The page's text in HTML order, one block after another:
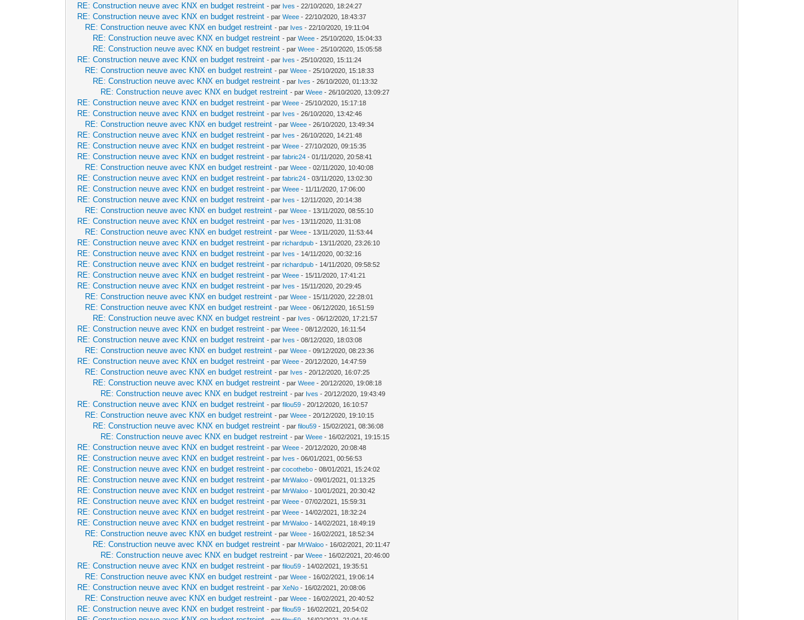
RE: Construction neuve avec KNX en budget restreint - par Ives - 22/10/2020, 18:24:27
RE: Construction neuve avec KNX en budget restreint - parWeee - 22/10/2020, 18:43:37
RE: Construction neuve avec KNX en budget restreint - par Ives - 22/10/2020, 19:11:04
RE: Construction neuve avec KNX en budget restreint - parWeee - 25/10/2020, 15:04:33
RE: Construction neuve avec KNX en budget restreint - parWeee - 25/10/2020, 15:05:58
RE: Construction neuve avec KNX en budget restreint - par Ives - 25/10/2020, 15:11:24
RE: Construction neuve avec KNX en budget restreint - parWeee - 25/10/2020, 15:18:33
RE: Construction neuve avec KNX en budget restreint - par Ives - 26/10/2020, 01:13:32
RE: Construction neuve avec KNX en budget restreint - parWeee - 26/10/2020, 13:09:27
RE: Construction neuve avec KNX en budget restreint - parWeee - 25/10/2020, 15:17:18
RE: Construction neuve avec KNX en budget restreint - par Ives - 26/10/2020, 13:42:46
RE: Construction neuve avec KNX en budget restreint - parWeee - 26/10/2020, 13:49:34
RE: Construction neuve avec KNX en budget restreint - par Ives - 26/10/2020, 14:21:48
RE: Construction neuve avec KNX en budget restreint - parWeee - 27/10/2020, 09:15:35
RE: Construction neuve avec KNX en budget restreint - parfabric24 - 01/11/2020, 20:58:41
RE: Construction neuve avec KNX en budget restreint - parWeee - 02/11/2020, 10:40:08
RE: Construction neuve avec KNX en budget restreint - parfabric24 - 03/11/2020, 13:02:30
RE: Construction neuve avec KNX en budget restreint - parWeee - 11/11/2020, 17:06:00
RE: Construction neuve avec KNX en budget restreint - par Ives - 12/11/2020, 20:14:38
RE: Construction neuve avec KNX en budget restreint - parWeee - 13/11/2020, 08:55:10
RE: Construction neuve avec KNX en budget restreint - par Ives - 13/11/2020, 11:31:08
RE: Construction neuve avec KNX en budget restreint - parWeee - 13/11/2020, 11:53:44
RE: Construction neuve avec KNX en budget restreint - parrichardpub - 13/11/2020, 23:26:10
RE: Construction neuve avec KNX en budget restreint - par Ives - 14/11/2020, 00:32:16
RE: Construction neuve avec KNX en budget restreint - parrichardpub - 14/11/2020, 09:58:52
RE: Construction neuve avec KNX en budget restreint - parWeee - 15/11/2020, 17:41:21
RE: Construction neuve avec KNX en budget restreint - par Ives - 15/11/2020, 20:29:45
RE: Construction neuve avec KNX en budget restreint - parWeee - 15/11/2020, 22:28:01
RE: Construction neuve avec KNX en budget restreint - parWeee - 06/12/2020, 16:51:59
RE: Construction neuve avec KNX en budget restreint - par Ives - 06/12/2020, 17:21:57
RE: Construction neuve avec KNX en budget restreint - parWeee - 08/12/2020, 16:11:54
RE: Construction neuve avec KNX en budget restreint - par Ives - 08/12/2020, 18:03:08
RE: Construction neuve avec KNX en budget restreint - parWeee - 09/12/2020, 08:23:36
RE: Construction neuve avec KNX en budget restreint - parWeee - 20/12/2020, 14:47:59
RE: Construction neuve avec KNX en budget restreint - par Ives - 20/12/2020, 16:07:25
RE: Construction neuve avec KNX en budget restreint - parWeee - 20/12/2020, 19:08:18
RE: Construction neuve avec KNX en budget restreint - par Ives - 20/12/2020, 19:43:49
RE: Construction neuve avec KNX en budget restreint - parfilou59 - 20/12/2020, 16:10:57
RE: Construction neuve avec KNX en budget restreint - parWeee - 20/12/2020, 19:10:15
RE: Construction neuve avec KNX en budget restreint - parfilou59 - 15/02/2021, 08:36:08
RE: Construction neuve avec KNX en budget restreint - parWeee - 16/02/2021, 19:15:15
RE: Construction neuve avec KNX en budget restreint - parWeee - 20/12/2020, 20:08:48
RE: Construction neuve avec KNX en budget restreint - par Ives - 06/01/2021, 00:56:53
RE: Construction neuve avec KNX en budget restreint - parcocothebo - 08/01/2021, 15:24:02
RE: Construction neuve avec KNX en budget restreint - par MrWaloo - 09/01/2021, 01:13:25
RE: Construction neuve avec KNX en budget restreint - par MrWaloo - 10/01/2021, 20:30:42
RE: Construction neuve avec KNX en budget restreint - parWeee - 07/02/2021, 15:59:31
RE: Construction neuve avec KNX en budget restreint - parWeee - 14/02/2021, 18:32:24
RE: Construction neuve avec KNX en budget restreint - par MrWaloo - 14/02/2021, 18:49:19
RE: Construction neuve avec KNX en budget restreint - parWeee - 16/02/2021, 18:52:34
RE: Construction neuve avec KNX en budget restreint - par MrWaloo - 16/02/2021, 20:11:47
RE: Construction neuve avec KNX en budget restreint - parWeee - 16/02/2021, 20:46:00
RE: Construction neuve avec KNX en budget restreint - parfilou59 - 14/02/2021, 19:35:51
RE: Construction neuve avec KNX en budget restreint - parWeee - 16/02/2021, 19:06:14
RE: Construction neuve avec KNX en budget restreint - parXeNo - 16/02/2021, 20:08:06
RE: Construction neuve avec KNX en budget restreint - parWeee - 16/02/2021, 20:40:52
RE: Construction neuve avec KNX en budget restreint - parfilou59 - 16/02/2021, 20:54:02